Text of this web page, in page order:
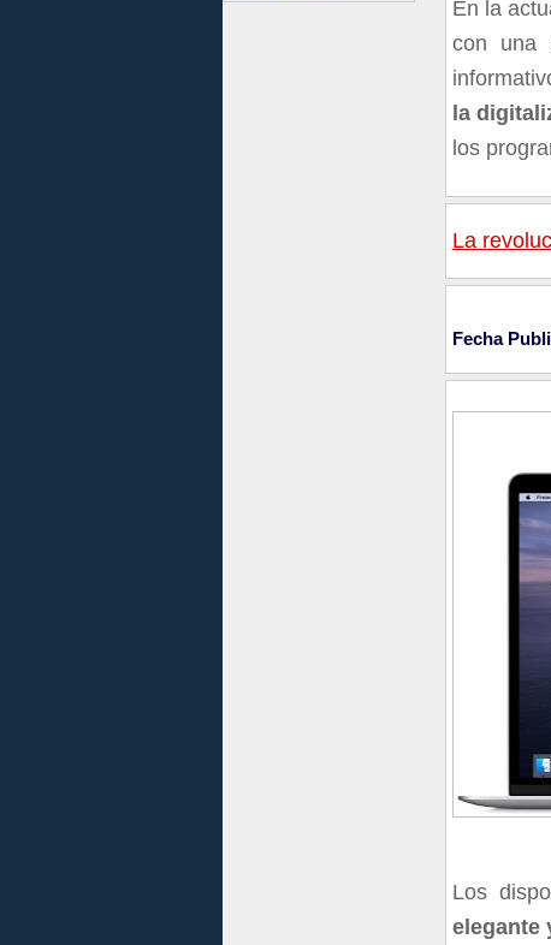
En la
con una
la
los
La
Fecha
Los
elegante